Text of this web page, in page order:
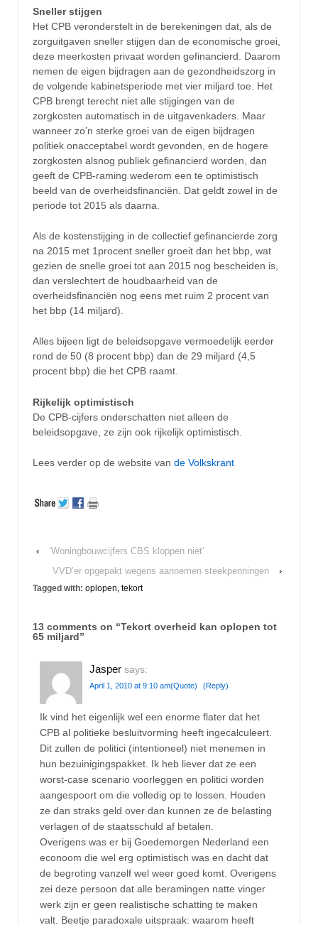
Sneller stijgen
Het CPB veronderstelt in de berekeningen dat, als de
zorguitgaven sneller stijgen dan de economische groei,
deze meerkosten privaat worden gefinancierd. Daarom
nemen de eigen bijdragen aan de gezondheidszorg in
de volgende kabinetsperiode met vier miljard toe. Het
CPB brengt terecht niet alle stijgingen van de
zorgkosten automatisch in de uitgavenkaders. Maar
wanneer zo’n sterke groei van de eigen bijdragen
politiek onacceptabel wordt gevonden, en de hogere
zorgkosten alsnog publiek gefinancierd worden, dan
geeft de CPB-raming wederom een te optimistisch
beeld van de overheidsfinanciën. Dat geldt zowel in de
periode tot 2015 als daarna.
Als de kostenstijging in de collectief gefinancierde zorg
na 2015 met 1procent sneller groeit dan het bbp, wat
gezien de snelle groei tot aan 2015 nog bescheiden is,
dan verslechtert de houdbaarheid van de
overheidsfinanciën nog eens met ruim 2 procent van
het bbp (14 miljard).
Alles bijeen ligt de beleidsopgave vermoedelijk eerder
rond de 50 (8 procent bbp) dan de 29 miljard (4,5
procent bbp) die het CPB raamt.
Rijkelijk optimistisch
De CPB-cijfers onderschatten niet alleen de
beleidsopgave, ze zijn ook rijkelijk optimistisch.
Lees verder op de website van de Volkskrant
‹
‘Woningbouwcijfers CBS kloppen niet’
VVD’er opgepakt wegens aannemen steekpenningen
›
Tagged with: oplopen, tekort
13 comments on “Tekort overheid kan oplopen tot
65 miljard”
Jasper says:
April 1, 2010 at 9:10 am(Quote) (Reply)
Ik vind het eigenlijk wel een enorme flater dat het
CPB al politieke besluitvorming heeft ingecalculeert.
Dit zullen de politici (intentioneel) niet menemen in
hun bezuinigingspakket. Ik heb liever dat ze een
worst-case scenario voorleggen en politici worden
aangespoort om die volledig op te lossen. Houden
ze dan straks geld over dan kunnen ze de belasting
verlagen of de staatsschuld af betalen.
Overigens was er bij Goedemorgen Nederland een
econoom die wel erg optimistisch was en dacht dat
de begroting vanzelf wel weer goed komt. Overigens
zei deze persoon dat alle beramingen natte vinger
werk zijn er geen realistische schatting te maken
valt. Beetje paradoxale uitspraak: waarom heeft